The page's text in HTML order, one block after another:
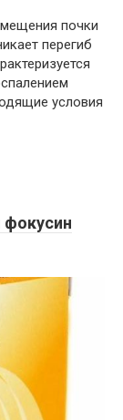
почки
перегиб
условия
фокусин